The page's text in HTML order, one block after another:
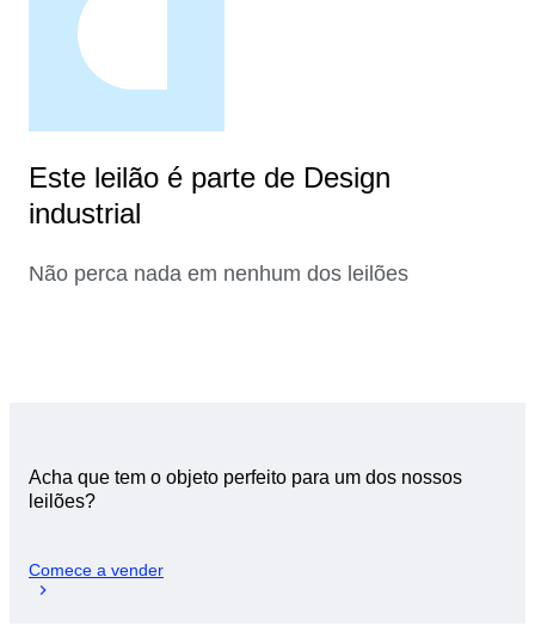
Este leilão é parte de Design
industrial
Não perca nada em nenhum dos leilões
Acha que tem o objeto perfeito para um dos nossos
leilões?
Comece a vender